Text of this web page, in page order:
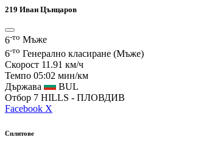
219 Иван Цънцаров
6-то Мъже
6-то Генерално класиране (Мъже)
Скорост 11.91 км/ч
Темпо 05:02 мин/км
Държава
BUL
Отбор 7 HILLS - ПЛОВДИВ
Facebook X
Сплитове